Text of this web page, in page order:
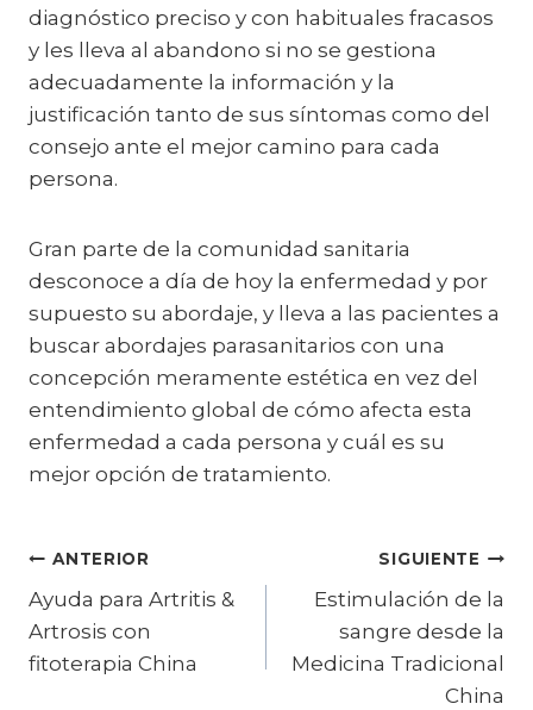
diagnóstico preciso y con habituales fracasos
y les lleva al abandono si no se gestiona
adecuadamente la información y la
justificación tanto de sus síntomas como del
consejo ante el mejor camino para cada
persona.
Gran parte de la comunidad sanitaria
desconoce a día de hoy la enfermedad y por
supuesto su abordaje, y lleva a las pacientes a
buscar abordajes parasanitarios con una
concepción meramente estética en vez del
entendimiento global de cómo afecta esta
enfermedad a cada persona y cuál es su
mejor opción de tratamiento.
Navegación
de
entradas
ANTERIOR
Ayuda para Artritis &
Artrosis con
fitoterapia China
SIGUIENTE
Estimulación de la
sangre desde la
Medicina Tradicional
China